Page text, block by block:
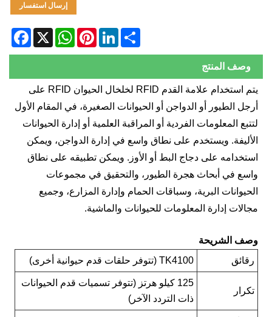
إرسال استفسار
Facebook X
WhatsAppPinterestLinkedInShare
وصف المنتج
يتم استخدام علامة القدم RFID لخلخال الحيوان RFID على
الطيور أو الدواجن أو الحيوانات الصغيرة، في المقام الأول
المعلومات الفردية أو المراقبة العلمية أو إدارة الحيوانات
ويستخدم على نطاق واسع في إدارة الدواجن، ويمكن
على دجاج البط أو الأوز. ويمكن تطبيقه على نطاق
في أبحاث هجرة الطيور، والتحقيق في مجموعات
البرية، وسباقات الحمام وإدارة المزارع، وجميع
إدارة المعلومات للحيوانات والماشية.
الشريحة
رقائق
TK4100 (تتوفر حلقات قدم حيوانية أخرى)
تكرار
125 كيلو هرتز (تتوفر تسميات قدم الحيوانات
ذات التردد الآخر)